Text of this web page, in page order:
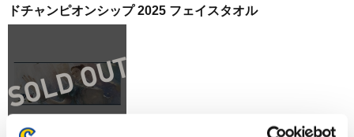
ドチャンピオンシップ 2025 フェイスタオル